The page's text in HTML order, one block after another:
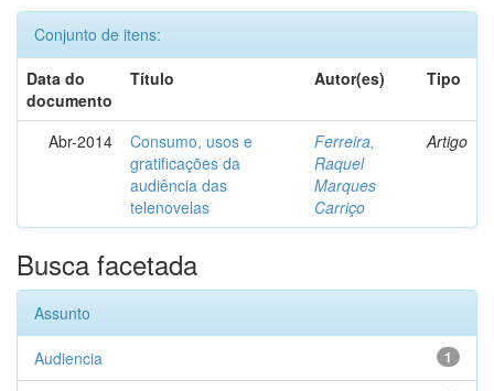
Conjunto de itens:
Data do
documento
Título Autor(es) Tipo
Abr-2014
Consumo, usos e
gratificações da
audiência das
telenovelas
Ferreira,
Raquel
Marques
Carriço
Artigo
Busca facetada
Assunto
1
Audiencia